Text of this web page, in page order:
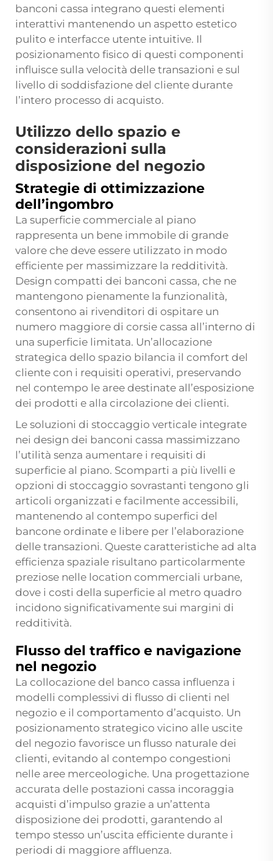
banconi cassa integrano questi elementi
interattivi mantenendo un aspetto estetico
pulito e interfacce utente intuitive. Il
posizionamento fisico di questi componenti
influisce sulla velocità delle transazioni e sul
livello di soddisfazione del cliente durante
l’intero processo di acquisto.
Utilizzo dello spazio e
considerazioni sulla
disposizione del negozio
Strategie di ottimizzazione
dell’ingombro
La superficie commerciale al piano
rappresenta un bene immobile di grande
valore che deve essere utilizzato in modo
efficiente per massimizzare la redditività.
Design compatti dei banconi cassa, che ne
mantengono pienamente la funzionalità,
consentono ai rivenditori di ospitare un
numero maggiore di corsie cassa all’interno di
una superficie limitata. Un’allocazione
strategica dello spazio bilancia il comfort del
cliente con i requisiti operativi, preservando
nel contempo le aree destinate all’esposizione
dei prodotti e alla circolazione dei clienti.
Le soluzioni di stoccaggio verticale integrate
nei design dei banconi cassa massimizzano
l’utilità senza aumentare i requisiti di
superficie al piano. Scomparti a più livelli e
opzioni di stoccaggio sovrastanti tengono gli
articoli organizzati e facilmente accessibili,
mantenendo al contempo superfici del
bancone ordinate e libere per l’elaborazione
delle transazioni. Queste caratteristiche ad alta
efficienza spaziale risultano particolarmente
preziose nelle location commerciali urbane,
dove i costi della superficie al metro quadro
incidono significativamente sui margini di
redditività.
Flusso del traffico e navigazione
nel negozio
La collocazione del banco cassa influenza i
modelli complessivi di flusso di clienti nel
negozio e il comportamento d’acquisto. Un
posizionamento strategico vicino alle uscite
del negozio favorisce un flusso naturale dei
clienti, evitando al contempo congestioni
nelle aree merceologiche. Una progettazione
accurata delle postazioni cassa incoraggia
acquisti d’impulso grazie a un’attenta
disposizione dei prodotti, garantendo al
tempo stesso un’uscita efficiente durante i
periodi di maggiore affluenza.